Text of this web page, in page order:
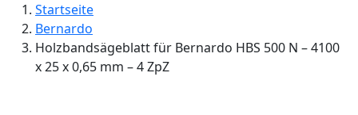
Startseite
Bernardo
Holzbandsägeblatt für Bernardo HBS 500 N – 4100
x 25 x 0,65 mm – 4 ZpZ